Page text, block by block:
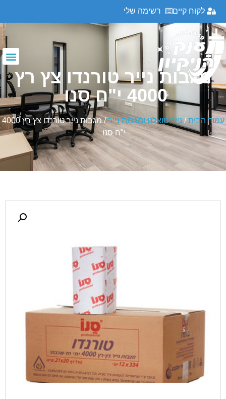
לקוח קיים רשימה שלי
מגבות נייר טורנדו צץ רץ
4000 י"ח סנו
עמוד הבית/ נייר טואלט ומגבות נייר
/ מגבות נייר טורנדו צץ רץ 4000
י"ח סנו